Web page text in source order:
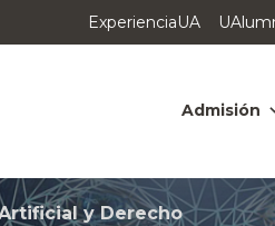
ExperienciaUA
Admisión
y Derecho